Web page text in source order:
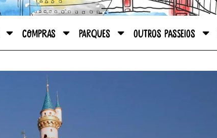
Compras Parques Outros passeios